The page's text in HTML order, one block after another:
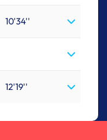
10'34''
12'19''